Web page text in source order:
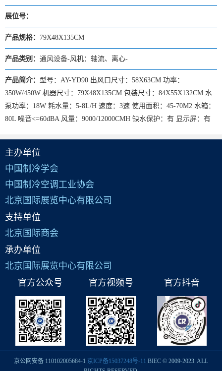
展位号：
产品规格： 79X48X135CM
产品类别： 通风设备-风机：轴流、离心-
产品简介： 型号：AY-YD90 出风口尺寸：58X63CM 功率：
350W/450W 机器尺寸：79X48X135CM 包装尺寸：84X55X132CM 水
泵功率：18W 耗水量：5-8L/H 速度：3速 使用面积：45-70M2 水箱：
80L 噪音<=60dBA 风量：9000/12000CMH 缺水保护：有 显示屏：有
主办单位
中国制冷学会
中国制冷空调工业协会
北京国际展览中心有限公司
支持单位
北京国际商会
承办单位
北京国际展览中心有限公司
官方公众号
官方视频号 官方抖音
京公网安备 110102005684-1 京ICP备15037248号-11 BIEC © 2009-2023. ALL